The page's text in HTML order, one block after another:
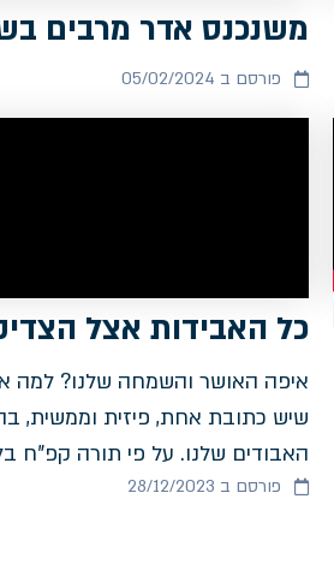
משנכנס אדר מרבים
פורסם ב 05/02/2024
כל האבידות אצל
איפה האושר והשמחה שלנו? למה
שיש כתובת אחת, פיזית וממשית,
האבודים שלנו. על פי תורה קפ"ח
פורסם ב 28/12/2023